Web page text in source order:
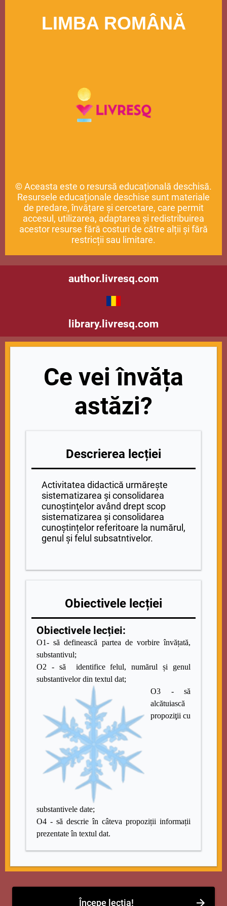
LIMBA ROMÂNĂ
© Aceasta este o resursă educațională deschisă.
Resursele educaționale deschise sunt materiale
de predare, învățare și cercetare, care permit
accesul, utilizarea, adaptarea și redistribuirea
acestor resurse fără costuri de către alții și fără
restricții sau limitare.
author.livresq.com
library.livresq.com
Ce vei învăța
astăzi?
Descrierea lecției
Activitatea didactică urmărește
sistematizarea şi consolidarea
cunoştinţelor având drept scop
sistematizarea și consolidarea
cunoștințelor referitoare la numărul,
genul și felul subsatntivelor.
Obiectivele lecției
Obiectivele lecției:
O1- să definească partea de vorbire învățată,
substantivul;
O2 - să identifice felul, numărul și genul
substantivelor din textul dat;
O3 - să
alcătuiască
propoziţii cu
substantivele date;
O4 - să descrie în câteva propoziții informații
prezentate în textul dat.
Începe lecția!